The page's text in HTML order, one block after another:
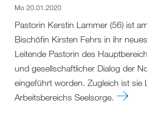
Mo 20.01.2020
Pastorin Kerstin Lammer (56) ist
Bischöfin Kirsten Fehrs in ihr
Leitende Pastorin des
und gesellschaftlicher Dialog der
eingeführt worden. Zugleich ist sie
Arbeitsbereichs Seelsorge.